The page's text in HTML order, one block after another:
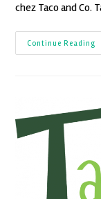
chez Taco and Co.
Continue Reading